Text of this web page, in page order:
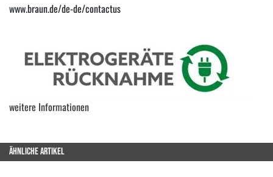
www.braun.de/de-de/contactus
weitere Informationen
ÄHNLICHE ARTIKEL